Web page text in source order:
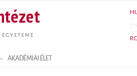
AKADÉMIAI ÉLET